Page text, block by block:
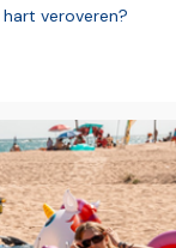
veroveren?